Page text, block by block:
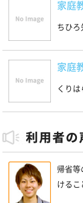
家庭
ちひろ
家庭
くりは
帰省等
けるこ